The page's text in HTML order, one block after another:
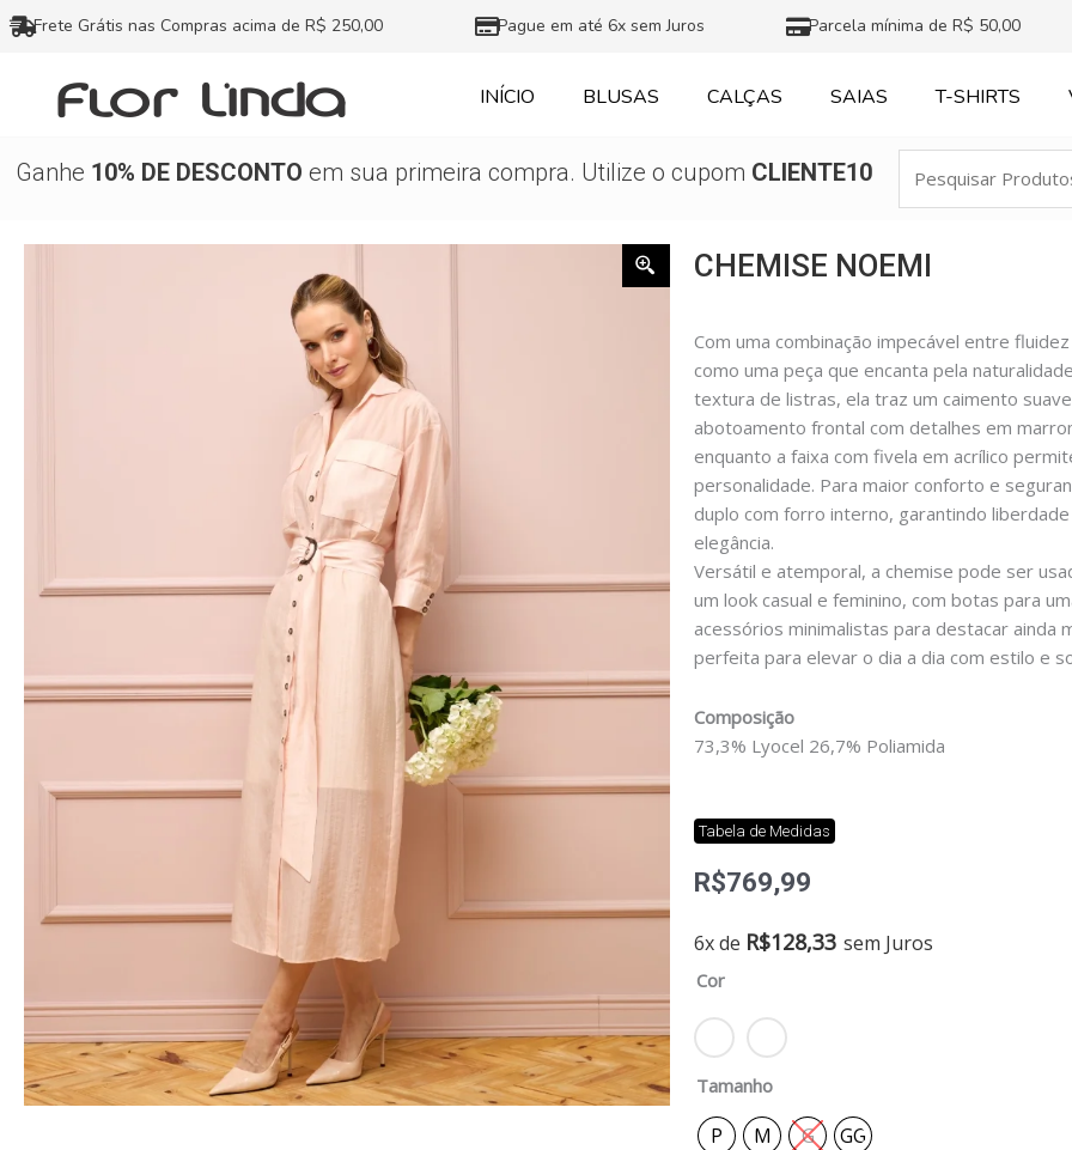
Ir
para
conteúdo
Frete Grátis nas Compras acima de R$ 250,00 Pague em até 6x sem Juros Parcela mínima de R$ 50,00
INÍCIO BLUSAS CALÇAS SAIAS T-SHIRTS
Ganhe 10% DE DESCONTO em sua primeira compra. Utilize o cupom CLIENTE10
Produtos
CHEMISE NOEMI
Com uma combinação impecável entre
como uma peça que encanta pela
textura de listras, ela traz um caimento
abotoamento frontal com detalhes em
enquanto a faixa com fivela em acrílico
personalidade. Para maior conforto e
duplo com forro interno, garantindo
elegância.
Versátil e atemporal, a chemise pode ser
um look casual e feminino, com botas para
acessórios minimalistas para destacar ainda
perfeita para elevar o dia a dia com estilo e
Composição
73,3% Lyocel 26,7% Poliamida
Tabela de Medidas
R$769,99
6x de R$128,33 sem Juros
Cor
Tamanho
P M G GG
Chemise